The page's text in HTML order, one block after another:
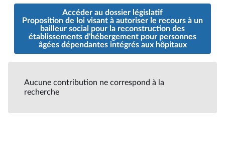
Accéder au dossier législatif
Proposition de loi visant à autoriser le recours à un
bailleur social pour la reconstruction des
établissements d'hébergement pour personnes
âgées dépendantes intégrés aux hôpitaux
Aucune contribution ne correspond à la
recherche